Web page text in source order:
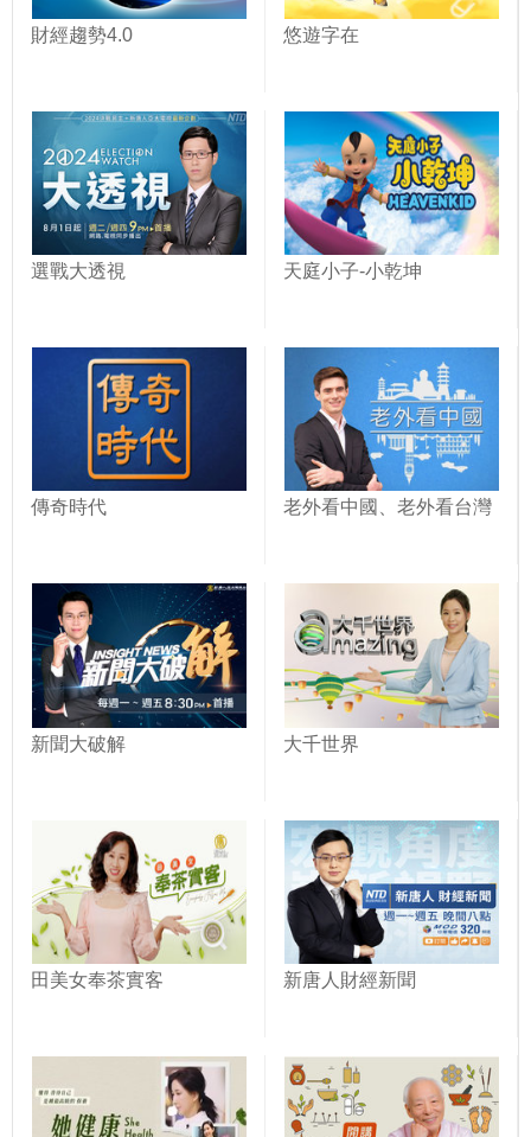
財經趨勢4.0 悠遊字在
選戰大透視 天庭小子-小乾坤
傳奇時代 老外看中國、老外看台灣
新聞大破解 大千世界
田美女奉茶實客 新唐人財經新聞